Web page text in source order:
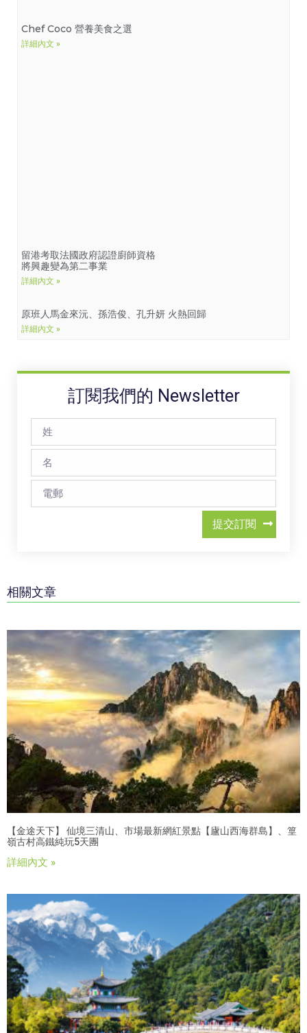
Chef Coco 營養美食之選
詳細內文 »
留港考取法國政府認證廚師資格
將興趣變為第二事業
詳細內文 »
原班人馬金來沅、孫浩俊、孔升妍 火熱回歸
詳細內文 »
訂閱我們的 Newsletter
提交訂閱
相關文章
【金途天下】 仙境三清山、市場最新網紅景點【廬山西海群島】、篁
嶺古村高鐵純玩5天團
詳細內文 »